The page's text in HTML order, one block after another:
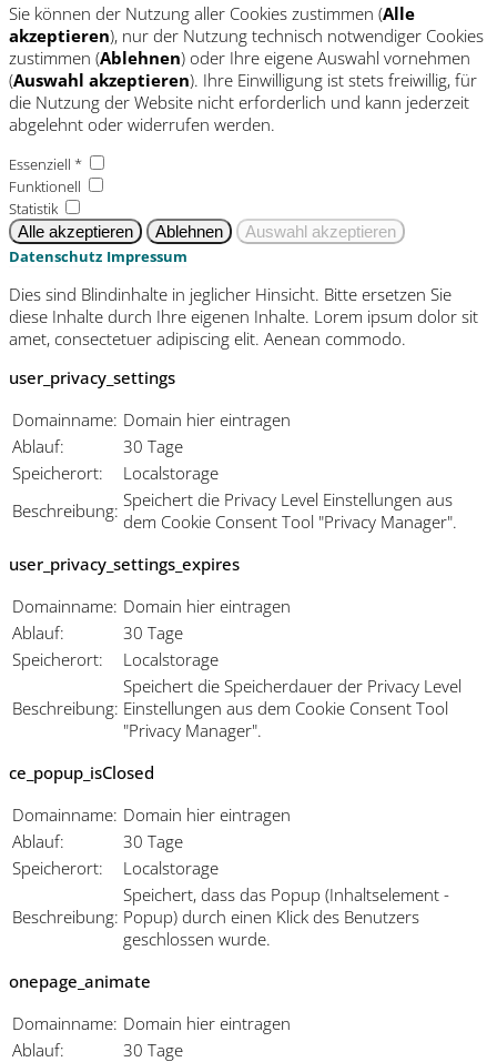
Sie können der Nutzung aller Cookies zustimmen (Alle
akzeptieren), nur der Nutzung technisch notwendiger Cookies
zustimmen (Ablehnen) oder Ihre eigene Auswahl vornehmen
(Auswahl akzeptieren). Ihre Einwilligung ist stets freiwillig, für
die Nutzung der Website nicht erforderlich und kann jederzeit
abgelehnt oder widerrufen werden.
Essenziell *
Funktionell
Statistik
Datenschutz Impressum
Dies sind Blindinhalte in jeglicher Hinsicht. Bitte ersetzen Sie
diese Inhalte durch Ihre eigenen Inhalte. Lorem ipsum dolor sit
amet, consectetuer adipiscing elit. Aenean commodo.
user_privacy_settings
Domainname: Domain hier eintragen
Ablauf:
30 Tage
Speicherort:
Localstorage
Beschreibung: Speichert die Privacy Level Einstellungen aus
dem Cookie Consent Tool "Privacy Manager".
user_privacy_settings_expires
Domainname: Domain hier eintragen
Ablauf:
30 Tage
Speicherort:
Localstorage
Beschreibung:
Speichert die Speicherdauer der Privacy Level
Einstellungen aus dem Cookie Consent Tool
"Privacy Manager".
ce_popup_isClosed
Domainname: Domain hier eintragen
Ablauf:
30 Tage
Speicherort:
Localstorage
Beschreibung:
Speichert, dass das Popup (Inhaltselement -
Popup) durch einen Klick des Benutzers
geschlossen wurde.
onepage_animate
Domainname: Domain hier eintragen
Ablauf:
30 Tage